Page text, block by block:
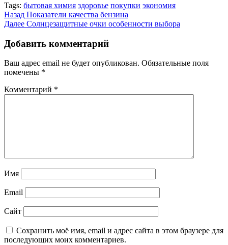
Tags: бытовая химия здоровье покупки экономия
Продолжить
чтение
Назад Показатели качества бензина
Далее Солнцезащитные очки особенности выбора
Добавить комментарий
Ваш адрес email не будет опубликован. Обязательные поля
помечены *
Комментарий *
Имя
Email
Сайт
Сохранить моё имя, email и адрес сайта в этом браузере для
последующих моих комментариев.